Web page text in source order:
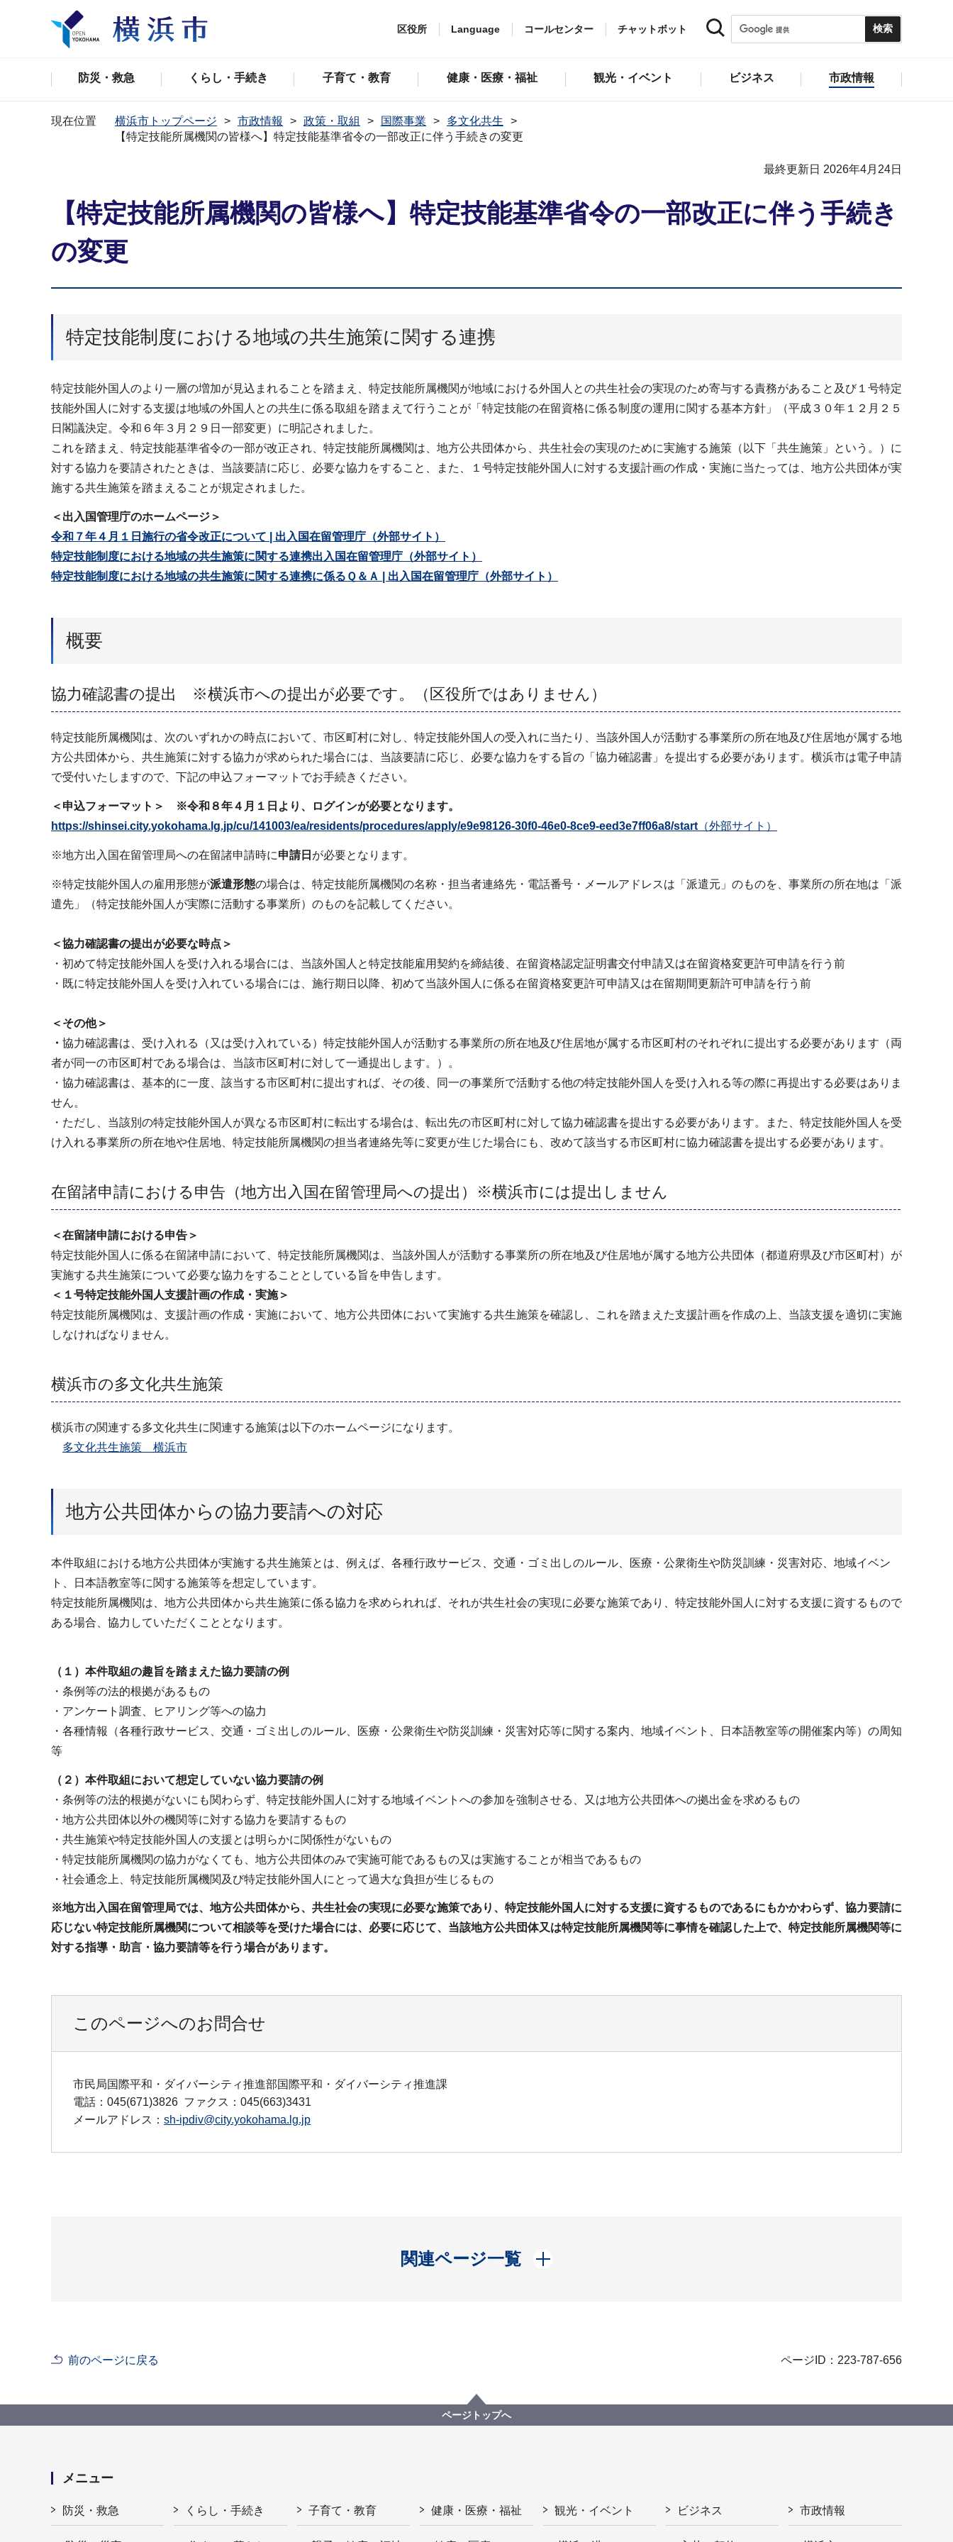
区役所 Language コールセンター チャットボット
防災・救急 くらし・手続き 子育て・教育 健康・医療・福祉 観光・イベント ビジネス 市政情報
現在位置 横浜市トップページ 市政情報 政策・取組 国際事業
多文化共生
【特定技能所属機関の皆様へ】特定技能基準省令の一部改正に伴う手続きの変更
最終更新日 2026年4月24日
【特定技能所属機関の皆様へ】特定技能基準省令の一部改正に伴う手続き
の変更
特定技能制度における地域の共生施策に関する連携
特定技能外国人のより一層の増加が見込まれることを踏まえ、特定技能所属機関が地域における外国人との共生社会の実現のため寄与する責務があること及び１号特定
技能外国人に対する支援は地域の外国人との共生に係る取組を踏まえて行うことが「特定技能の在留資格に係る制度の運用に関する基本方針」（平成３０年１２月２５
日閣議決定。令和６年３月２９日一部変更）に明記されました。
これを踏まえ、特定技能基準省令の一部が改正され、特定技能所属機関は、地方公共団体から、共生社会の実現のために実施する施策（以下「共生施策」という。）に
対する協力を要請されたときは、当該要請に応じ、必要な協力をすること、また、１号特定技能外国人に対する支援計画の作成・実施に当たっては、地方公共団体が実
施する共生施策を踏まえることが規定されました。
＜出入国管理庁のホームページ＞
令和７年４月１日施行の省令改正について | 出入国在留管理庁（外部サイト）
特定技能制度における地域の共生施策に関する連携出入国在留管理庁（外部サイト）
特定技能制度における地域の共生施策に関する連携に係るＱ＆Ａ | 出入国在留管理庁（外部サイト）
概要
協力確認書の提出 ※横浜市への提出が必要です。（区役所ではありません）
特定技能所属機関は、次のいずれかの時点において、市区町村に対し、特定技能外国人の受入れに当たり、当該外国人が活動する事業所の所在地及び住居地が属する地
方公共団体から、共生施策に対する協力が求められた場合には、当該要請に応じ、必要な協力をする旨の「協力確認書」を提出する必要があります。横浜市は電子申請
で受付いたしますので、下記の申込フォーマットでお手続きください。
＜申込フォーマット＞ ※令和８年４月１日より、ログインが必要となります。
https://shinsei.city.yokohama.lg.jp/cu/141003/ea/residents/procedures/apply/e9e98126-30f0-46e0-8ce9-eed3e7ff06a8/start （外部サイト）
※地方出入国在留管理局への在留諸申請時に申請日 が必要となります。
※特定技能外国人の雇用形態が派遣形態の場合は、特定技能所属機関の名称・担当者連絡先・電話番号・メールアドレスは「派遣元」のものを、事業所の所在地は「派
遣先」（特定技能外国人が実際に活動する事業所）のものを記載してください。
＜協力確認書の提出が必要な時点＞
・初めて特定技能外国人を受け入れる場合には、当該外国人と特定技能雇用契約を締結後、在留資格認定証明書交付申請又は在留資格変更許可申請を行う前
・既に特定技能外国人を受け入れている場合には、施行期日以降、初めて当該外国人に係る在留資格変更許可申請又は在留期間更新許可申請を行う前
＜その他＞
・ 協力確認書は、受け入れる（又は受け入れている）特定技能外国人が活動する事業所の所在地及び住居地が属する市区町村のそれぞれに提出する必要があります（両
者が同一の市区町村である場合は、当該市区町村に対して一通提出します。）。
・協力確認書は、基本的に一度、該当する市区町村に提出すれば、その後、同一の事業所で活動する他の特定技能外国人を受け入れる等の際に再提出する必要はありま
せん。
・ただし、当該別の特定技能外国人が異なる市区町村に転出する場合は、転出先の市区町村に対して協力確認書を提出する必要があります。また、特定技能外国人を受
け入れる事業所の所在地や住居地、特定技能所属機関の担当者連絡先等に変更が生じた場合にも、改めて該当する市区町村に協力確認書を提出する必要があります。
在留諸申請における申告（地方出入国在留管理局への提出）※横浜市には提出しません
＜在留諸申請における申告＞
特定技能外国人に係る在留諸申請において、特定技能所属機関は、当該外国人が活動する事業所の所在地及び住居地が属する地方公共団体（都道府県及び市区町村）が
実施する共生施策について必要な協力をすることとしている旨を申告します。
＜１号特定技能外国人支援計画の作成・実施＞
特定技能所属機関は、支援計画の作成・実施において、地方公共団体において実施する共生施策を確認し、これを踏まえた支援計画を作成の上、当該支援を適切に実施
しなければなりません。
横浜市の多文化共生施策
横浜市の関連する多文化共生に関連する施策は以下のホームページになります。
多文化共生施策 横浜市
地方公共団体からの協力要請への対応
本件取組における地方公共団体が実施する共生施策とは、例えば、各種行政サービス、交通・ゴミ出しのルール、医療・公衆衛生や防災訓練・災害対応、地域イベン
ト、日本語教室等に関する施策等を想定しています。
特定技能所属機関は、地方公共団体から共生施策に係る協力を求められれば、それが共生社会の実現に必要な施策であり、特定技能外国人に対する支援に資するもので
ある場合、協力していただくこととなります。
（１）本件取組の趣旨を踏まえた協力要請の例
・条例等の法的根拠があるもの
・アンケート調査、ヒアリング等への協力
・各種情報（各種行政サービス、交通・ゴミ出しのルール、医療・公衆衛生や防災訓練・災害対応等に関する案内、地域イベント、日本語教室等の開催案内等）の周知
等
（２）本件取組において想定していない協力要請の例
・条例等の法的根拠がないにも関わらず、特定技能外国人に対する地域イベントへの参加を強制させる、又は地方公共団体への拠出金を求めるもの
・地方公共団体以外の機関等に対する協力を要請するもの
・共生施策や特定技能外国人の支援とは明らかに関係性がないもの
・特定技能所属機関の協力がなくても、地方公共団体のみで実施可能であるもの又は実施することが相当であるもの
・社会通念上、特定技能所属機関及び特定技能外国人にとって過大な負担が生じるもの
※地方出入国在留管理局では、地方公共団体から、共生社会の実現に必要な施策であり、特定技能外国人に対する支援に資するものであるにもかかわらず、協力要請に
応じない特定技能所属機関について相談等を受けた場合には、必要に応じて、当該地方公共団体又は特定技能所属機関等に事情を確認した上で、特定技能所属機関等に
対する指導・助言・協力要請等を行う場合があります。
このページへのお問合せ
市民局国際平和・ダイバーシティ推進部国際平和・ダイバーシティ推進課
電話：045(671)3826 ファクス：045(663)3431
メールアドレス： sh-ipdiv@city.yokohama.lg.jp
関連ページ一覧
開く
前のページに戻る ページID：223-787-656
ページトップへ
メニュー
防災・救急 くらし・手続き 子育て・教育 健康・医療・福祉 観光・イベント ビジネス 市政情報